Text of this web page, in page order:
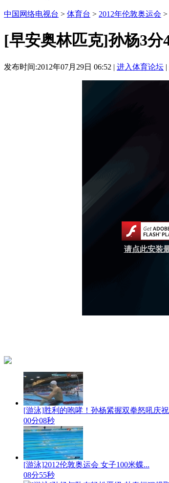
中国网络电视台 > 体育台 > 2012年伦敦奥运会 >
[早安奥林匹克]孙杨3分
发布时间:2012年07月29日 06:52 | 进入体育论坛
请点此安装
[游泳]胜利的咆哮！孙杨紧握双拳怒吼庆
00分08秒
[游泳]2012伦敦奥运会 女子100米蝶...
08分55秒